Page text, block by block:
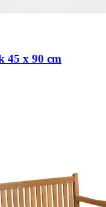
45 x 90 cm